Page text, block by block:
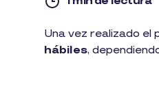
1
min
de
Una vez realizado el
hábiles,